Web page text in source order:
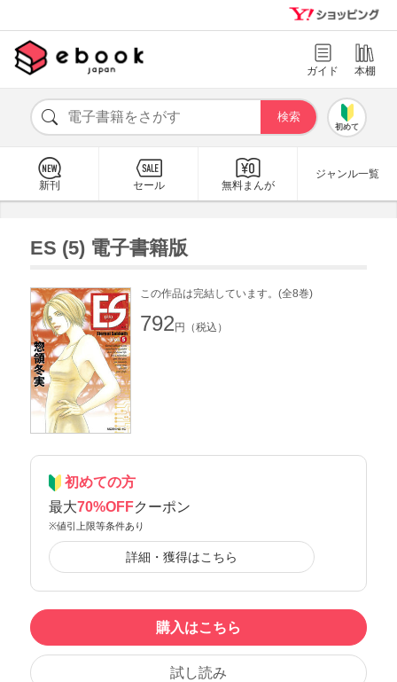
ガイド 本棚
初めて
新刊 セール 無料まんが
ジャンル一覧
ES (5) 電子書籍版
この作品は完結しています。(全8巻)
792 円（税込）
初めての方
最大70%OFFクーポン
※値引上限等条件あり
詳細・獲得はこちら
購入はこちら
試し読み